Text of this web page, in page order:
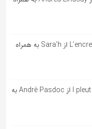
آهنگ فرانسوی L’encre de tes yeux از Sara’h به همراه
آهنگ فرانسوی l pleut sur la route از André Pasdoc به